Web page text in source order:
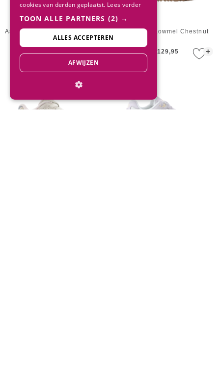
Asics Kids GEL-VENTURE 6 GS
Black/Black
+
UGG Kids Lowmel Chestnut
€ 129,95
cookies van derden geplaatst. Lees verder
TOON ALLE PARTNERS (2) →
ALLES ACCEPTEREN
AFWIJZEN